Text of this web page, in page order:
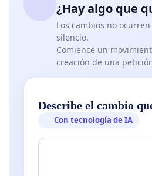
¿Hay algo que
Los cambios no
silencio.
Comience un
creación de una
Describe el cambio
Con tecnología de IA